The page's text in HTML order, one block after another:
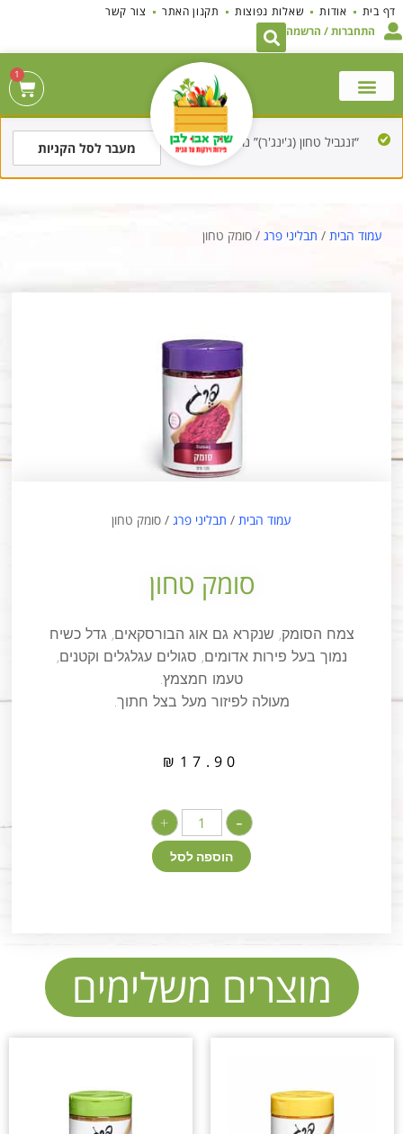
לתוכן
דף בית אודות שאלות נפוצות תקנון האתר
צור קשר
התחברות / הרשמה
1
“זנגביל טחון (ג'ינג'ר)” נוסף לסל הקניות. מעבר לסל הקניות
עמוד הבית / תבליני פרג / סומק טחון
עמוד הבית / תבליני פרג / סומק טחון
סומק טחון
צמח הסומק, שנקרא גם אוג הבורסקאים, גדל כשיח
נמוך בעל פירות אדומים, סגולים עגלגלים וקטנים,
טעמו חמצמץ.
מעולה לפיזור מעל בצל חתוך.
₪ 17.90
-
+
הוספה לסל
מוצרים משלימים